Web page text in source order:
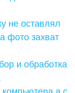
не оставлял
фото захват
и обработка